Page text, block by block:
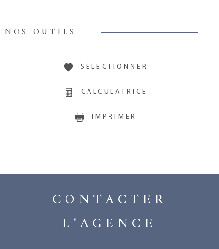
NOS OUTILS
SÉLECTIONNER
CALCULATRICE
IMPRIMER
CONTACTER
L'AGENCE